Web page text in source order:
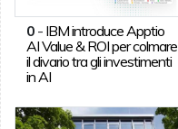
0- IBM introduce Apptio
AI Value & ROI per colmare
il divario tra gli investimenti
in AI